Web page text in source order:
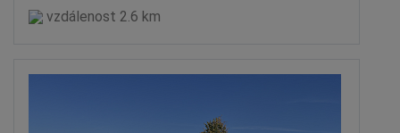
vzdálenost 2.6 km